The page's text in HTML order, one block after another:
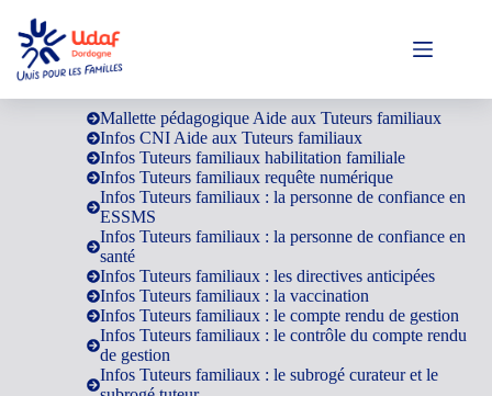
contenu
Guides pour les Tuteurs Familiaux
Mallette pédagogique Aide aux Tuteurs familiaux
Infos CNI Aide aux Tuteurs familiaux
Infos Tuteurs familiaux habilitation familiale
Infos Tuteurs familiaux requête numérique
Infos Tuteurs familiaux : la personne de confiance en
ESSMS
Infos Tuteurs familiaux : la personne de confiance en
santé
Infos Tuteurs familiaux : les directives anticipées
Infos Tuteurs familiaux : la vaccination
Infos Tuteurs familiaux : le compte rendu de gestion
Infos Tuteurs familiaux : le contrôle du compte rendu
de gestion
Infos Tuteurs familiaux : le subrogé curateur et le